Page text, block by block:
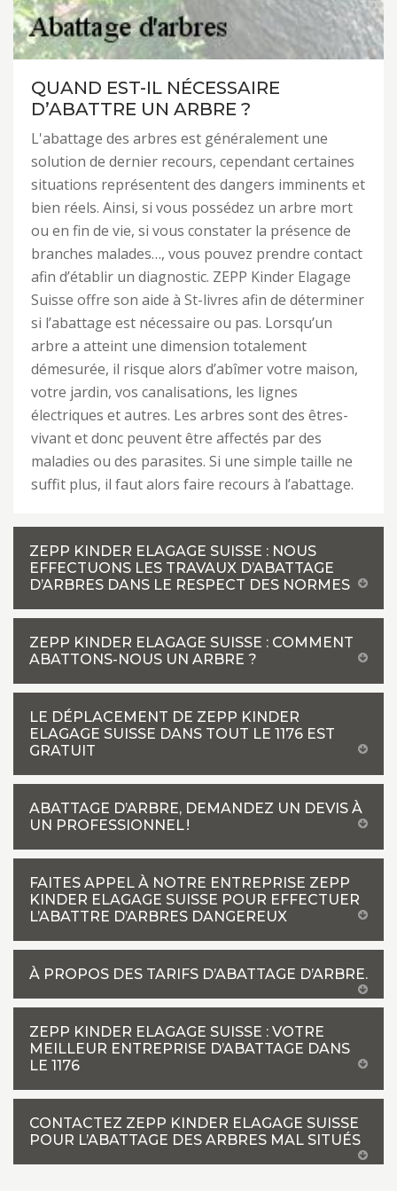
QUAND EST-IL NÉCESSAIRE
D’ABATTRE UN ARBRE ?
L'abattage des arbres est généralement une
solution de dernier recours, cependant certaines
situations représentent des dangers imminents et
bien réels. Ainsi, si vous possédez un arbre mort
ou en fin de vie, si vous constater la présence de
branches malades…, vous pouvez prendre contact
afin d’établir un diagnostic. ZEPP Kinder Elagage
Suisse offre son aide à St-livres afin de déterminer
si l’abattage est nécessaire ou pas. Lorsqu’un
arbre a atteint une dimension totalement
démesurée, il risque alors d’abîmer votre maison,
votre jardin, vos canalisations, les lignes
électriques et autres. Les arbres sont des êtres-
vivant et donc peuvent être affectés par des
maladies ou des parasites. Si une simple taille ne
suffit plus, il faut alors faire recours à l’abattage.
ZEPP KINDER ELAGAGE SUISSE : NOUS
EFFECTUONS LES TRAVAUX D’ABATTAGE
D’ARBRES DANS LE RESPECT DES NORMES
ZEPP KINDER ELAGAGE SUISSE : COMMENT
ABATTONS-NOUS UN ARBRE ?
LE DÉPLACEMENT DE ZEPP KINDER
ELAGAGE SUISSE DANS TOUT LE 1176 EST
GRATUIT
ABATTAGE D’ARBRE, DEMANDEZ UN DEVIS À
UN PROFESSIONNEL !
FAITES APPEL À NOTRE ENTREPRISE ZEPP
KINDER ELAGAGE SUISSE POUR EFFECTUER
L’ABATTRE D’ARBRES DANGEREUX
À PROPOS DES TARIFS D’ABATTAGE D’ARBRE.
ZEPP KINDER ELAGAGE SUISSE : VOTRE
MEILLEUR ENTREPRISE D’ABATTAGE DANS
LE 1176
CONTACTEZ ZEPP KINDER ELAGAGE SUISSE
POUR L’ABATTAGE DES ARBRES MAL SITUÉS